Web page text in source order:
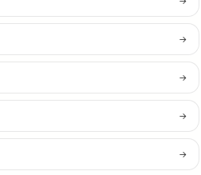
→
→
→
→